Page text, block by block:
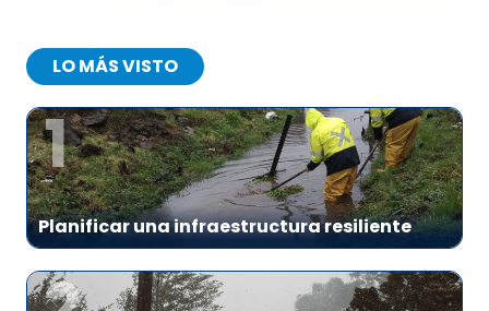
LO MÁS VISTO
1
Planificar una infraestructura resiliente